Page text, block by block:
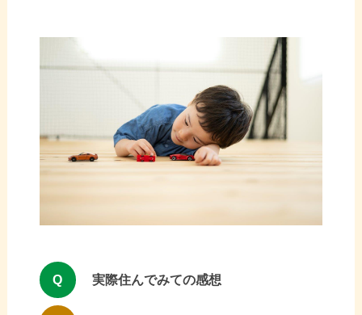
Q 実際住んでみての感想